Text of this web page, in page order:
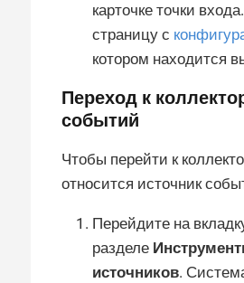
карточке точки
страницу с
котором находится
Переход к
событий
Чтобы перейти к
относится источник
Перейдите на
разделе
источников.